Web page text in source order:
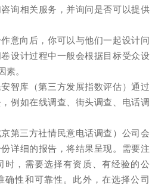
询相关服务，并询问是否可以提供
意向后，你可以与他们一起设计问
设计过程中一般会根据目标受众设
素。
安智库（第三方发展指数评估）通过
例如在线调查、街头调查、电话调
第三方社情民意电话调查） 公司会
详细的报告，将结果呈现。需要注
时，需要选择有资质、有经验的公
确性和可靠性。此外，在选择公司